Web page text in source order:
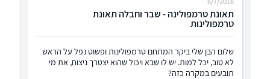
תאונת טרמפולינה - שבר וחבלה תאונת
טרמפולינות
שלום הבן שלי ביקר המתחם טרמפולינות ופשוט נפל על הראש
לא טוב, יכל למות. יש לו שבא ויכול שהוא יצטרך ניצוח, את מי
תובעים במקרה כזה?